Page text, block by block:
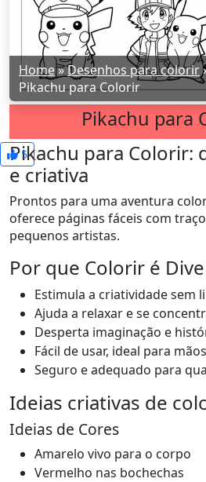
Home»Desenhos para colorir
Pikachu para Colorir
Pikachu para
5
Pikachu para Colorir:
e criativa
Prontos para uma aventura
oferece páginas fáceis com
pequenos artistas.
Por que Colorir é
Estimula a criatividade sem
Ajuda a relaxar e se
Desperta imaginação e
Fácil de usar, ideal para
Seguro e adequado para
Ideias criativas de
Ideias de Cores
Amarelo vivo para o corpo
Vermelho nas bochechas